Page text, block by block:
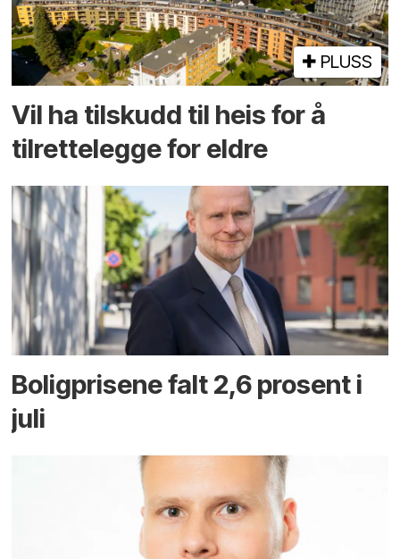
PLUSS
Vil ha tilskudd til heis for å
tilrettelegge for eldre
Boligprisene falt 2,6 prosent i
juli